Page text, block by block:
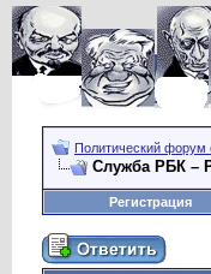
Политический форум
Служба РБК –
Регистрация